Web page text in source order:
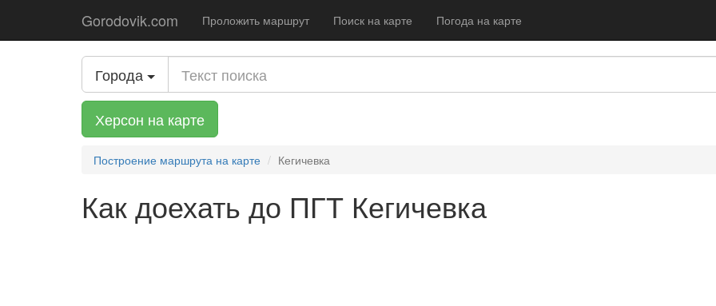
Gorodovik.com Проложить маршрут Поиск на карте Погода на карте
Города
Херсон на карте
Построение маршрута на карте Кегичевка
Как доехать до ПГТ Кегичевка